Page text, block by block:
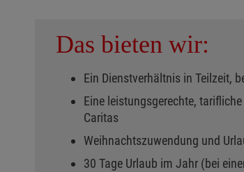
Das bieten wir:
Ein Dienstverhältnis in Teilzeit,
Eine leistungsgerechte,
Caritas
Weihnachtszuwendung und
30 Tage Urlaub im Jahr (bei